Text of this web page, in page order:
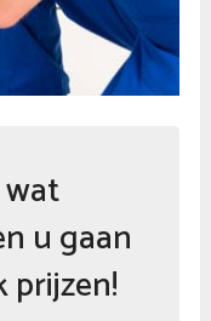
u gaan
prijzen!